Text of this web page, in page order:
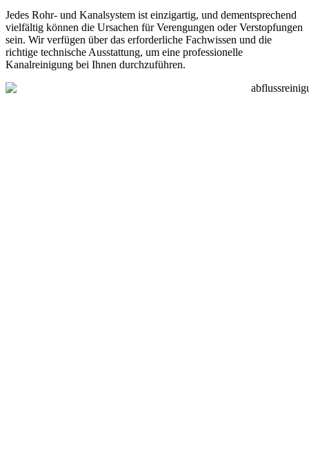
Jedes Rohr- und Kanalsystem ist einzigartig, und dementsprechend
vielfältig können die Ursachen für Verengungen oder Verstopfungen
sein. Wir verfügen über das erforderliche Fachwissen und die
richtige technische Ausstattung, um eine professionelle
Kanalreinigung bei Ihnen durchzuführen.